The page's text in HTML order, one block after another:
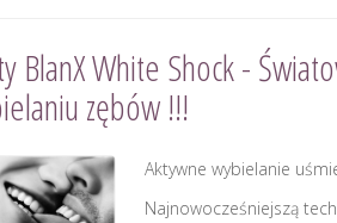
BlanX White Shock -
zębów !!!
Aktywne wybielanie
Najnowocześniejszą